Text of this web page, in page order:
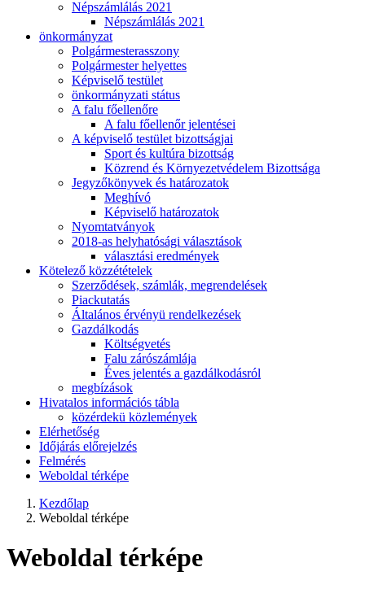
Népszámlálás 2021
Népszámlálás 2021
önkormányzat
Polgármesterasszony
Polgármester helyettes
Képviselő testület
önkormányzati státus
A falu főellenőre
A falu főellenőr jelentései
A képviselő testület bizottságjai
Sport és kultúra bizottság
Közrend és Környezetvédelem Bizottsága
Jegyzőkönyvek és határozatok
Meghívó
Képviselő határozatok
Nyomtatványok
2018-as helyhatósági választások
választási eredmények
Kötelező közzétételek
Szerződések, számlák, megrendelések
Piackutatás
Általános érvényü rendelkezések
Gazdálkodás
Költségvetés
Falu zárószámlája
Éves jelentés a gazdálkodásról
megbízások
Hivatalos információs tábla
közérdekü közlemények
Elérhetőség
Időjárás előrejelzés
Felmérés
Weboldal térképe
Kezdőlap
Weboldal térképe
Weboldal térképe